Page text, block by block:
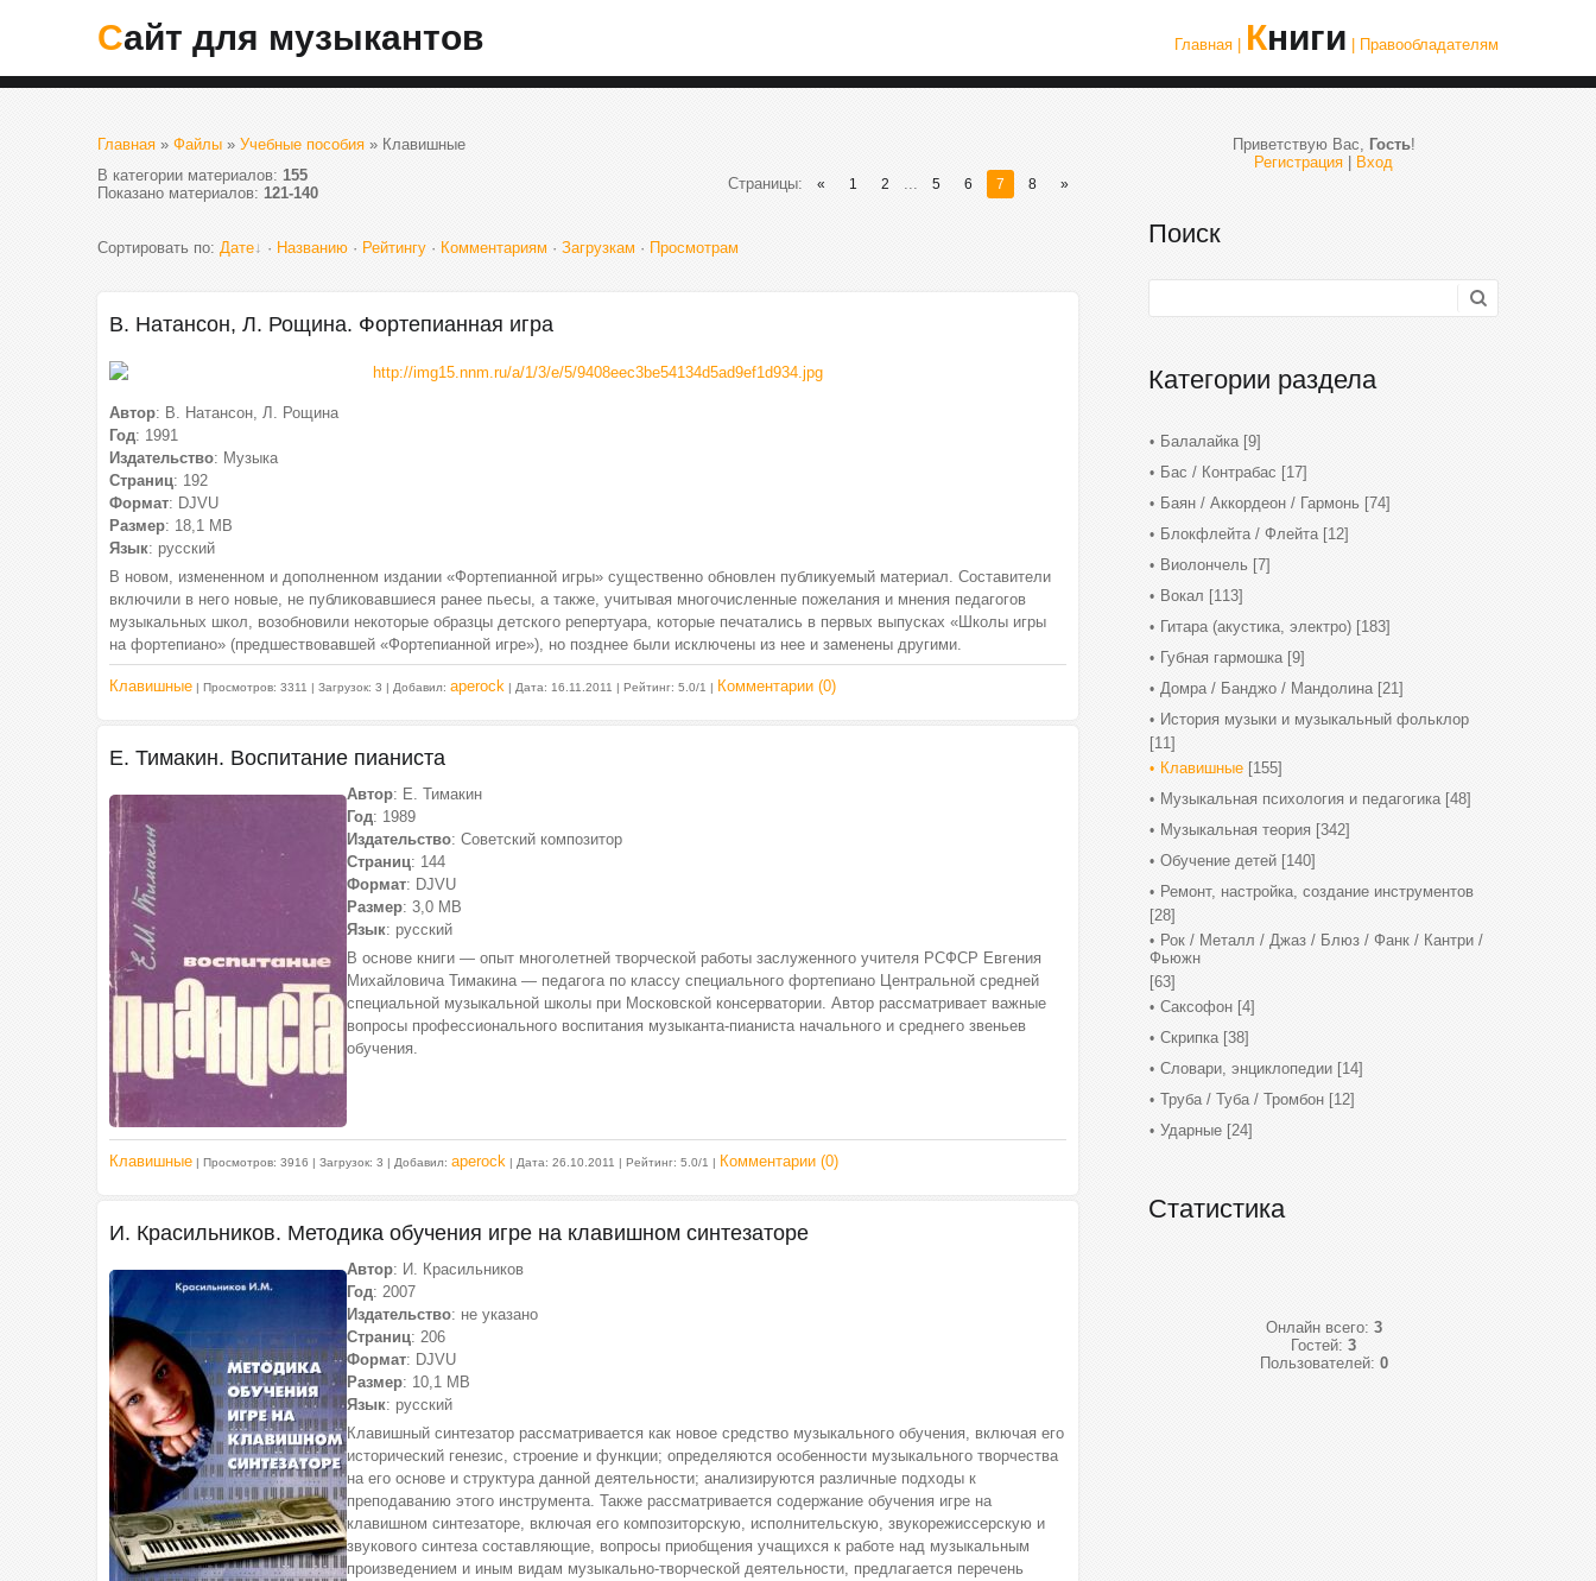
Сайт для музыкантов Главная | Книги | Правообладателям
Главная » Файлы » Учебные пособия » Клавишные
В категории материалов: 155
Показано материалов: 121-140
Страницы: « 1 2 ... 5 6 7 8 »
Сортировать по: Дате · Названию · Рейтингу · Комментариям · Загрузкам · Просмотрам
В. Натансон, Л. Рощина. Фортепианная игра
Автор: В. Натансон, Л. Рощина
Год: 1991
Издательство: Музыка
Страниц: 192
Формат: DJVU
Размер: 18,1 МВ
Язык: русский
В новом, измененном и дополненном издании «Фортепианной игры» существенно обновлен публикуемый материал. Составители
включили в него новые, не публиковавшиеся ранее пьесы, а также, учитывая многочисленные пожелания и мнения педагогов
музыкальных школ, возобновили некоторые образцы детского репертуара, которые печатались в первых выпусках «Школы игры
на фортепиано» (предшествовавшей «Фортепианной игре»), но позднее были исключены из нее и заменены другими.
Клавишные | Просмотров: 3311 | Загрузок: 3 | Добавил: aperock | Дата: 16.11.2011 | Рейтинг: 5.0/1 | Комментарии (0)
Е. Тимакин. Воспитание пианиста
Автор: Е. Тимакин
Год: 1989
Издательство: Советский композитор
Страниц: 144
Формат: DJVU
Размер: 3,0 МВ
Язык: русский
В основе книги — опыт многолетней творческой работы заслуженного учителя РСФСР Евгения
Михайловича Тимакина — педагога по классу специального фортепиано Центральной средней
специальной музыкальной школы при Московской консерватории. Автор рассматривает важные
вопросы профессионального воспитания музыканта-пианиста начального и среднего звеньев
обучения.
Клавишные | Просмотров: 3916 | Загрузок: 3 | Добавил: aperock | Дата: 26.10.2011 | Рейтинг: 5.0/1 | Комментарии (0)
И. Красильников. Методика обучения игре на клавишном синтезаторе
Автор: И. Красильников
Год: 2007
Издательство: не указано
Страниц: 206
Формат: DJVU
Размер: 10,1 МВ
Язык: русский
Клавишный синтезатор рассматривается как новое средство музыкального обучения, включая его
исторический генезис, строение и функции; определяются особенности музыкального творчества
на его основе и структура данной деятельности; анализируются различные подходы к
преподаванию этого инструмента. Также рассматривается содержание обучения игре на
клавишном синтезаторе, включая его композиторскую, исполнительскую, звукорежиссерскую и
звукового синтеза составляющие, вопросы приобщения учащихся к работе над музыкальным
произведением и иным видам музыкально-творческой деятельности, предлагается перечень
Приветствую Вас, Гость!
Регистрация
Вход
Поиск
Категории раздела
Балалайка [9]
Бас / Контрабас [17]
Баян / Аккордеон / Гармонь [74]
Блокфлейта / Флейта [12]
Виолончель [7]
Вокал [113]
Гитара (акустика, электро) [183]
Губная гармошка [9]
Домра / Банджо / Мандолина [21]
История музыки и музыкальный фольклор
[11]
Клавишные [155]
Музыкальная психология и педагогика [48]
Музыкальная теория [342]
Обучение детей [140]
Ремонт, настройка, создание инструментов
[28]
Рок / Металл / Джаз / Блюз / Фанк / Кантри /
Фьюжн
[63]
Саксофон [4]
Скрипка [38]
Словари, энциклопедии [14]
Труба / Туба / Тромбон [12]
Ударные [24]
Статистика
Онлайн всего: 3
Гостей: 3
Пользователей: 0